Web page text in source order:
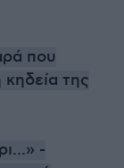
που
της
-